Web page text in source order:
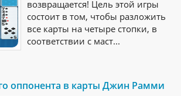
возвращается! Цель этой игры
состоит в том, чтобы разложить
все карты на четыре стопки, в
соответствии с маст...
оппонента в карты Джин Рамми